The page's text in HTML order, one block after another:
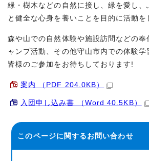
緑・樹木などの自然に接し、緑を愛し
と健全な心身を養いことを目的に活動を
森や山での自然体験や施設訪問などの奉
ャンプ活動、その他守山市内での体験
皆様のご参加をお待ちしております!
案内 （PDF 204.0KB）
入団申し込み書 （Word 40.5KB）
このページに関するお問い合わせ